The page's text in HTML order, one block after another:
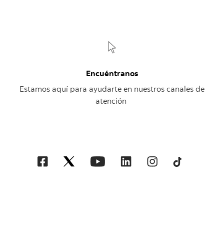
Encuéntranos
Estamos aquí para ayudarte en nuestros canales de
atención